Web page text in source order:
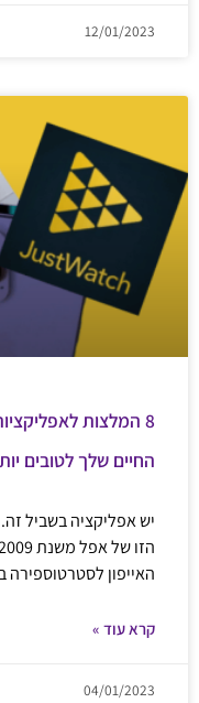
12/01/2023
8 המלצות
החיים שלך לטובים
יש אפליקציה בשביל
האייפון
קרא עוד »
04/01/2023